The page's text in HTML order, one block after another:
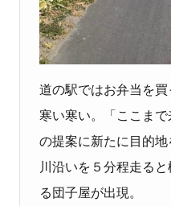
道の駅ではお弁当を買
寒い寒い。「ここまで
の提案に新たに目的地
川沿いを５分程走る
る団子屋が出現。